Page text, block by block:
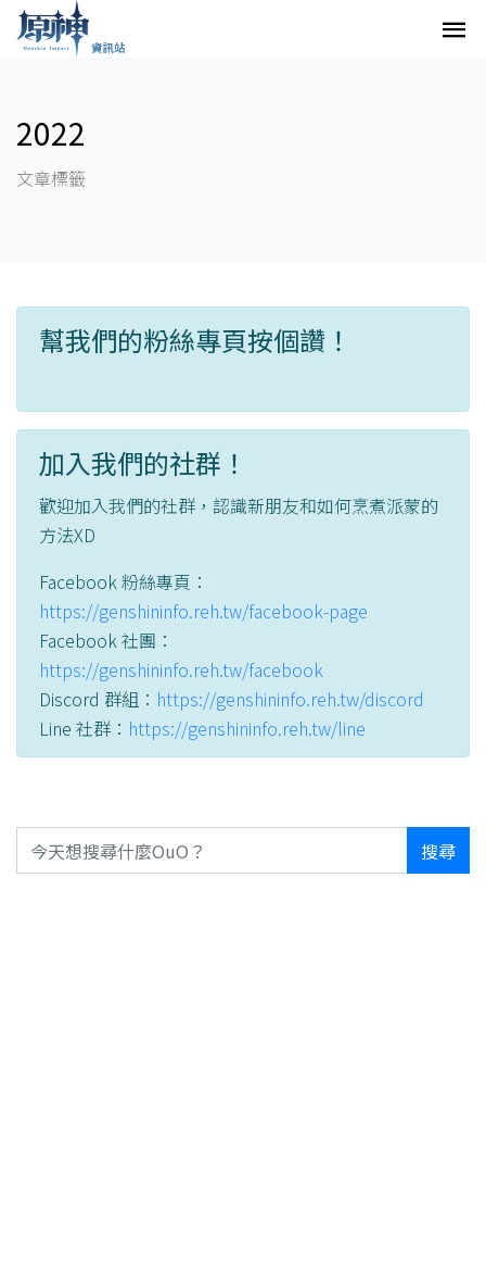
2022
文章標籤
幫我們的粉絲專頁按個讚！
加入我們的社群！
歡迎加入我們的社群，認識新朋友和如何烹煮派蒙的
方法XD
Facebook 粉絲專頁：
https://genshininfo.reh.tw/facebook-page
Facebook 社團：
https://genshininfo.reh.tw/facebook
Discord 群組： https://genshininfo.reh.tw/discord
Line 社群： https://genshininfo.reh.tw/line
搜尋